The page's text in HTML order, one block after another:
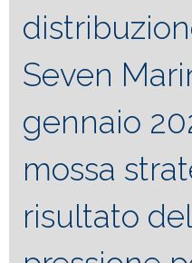
Seven
gennaio
mossa
risultato